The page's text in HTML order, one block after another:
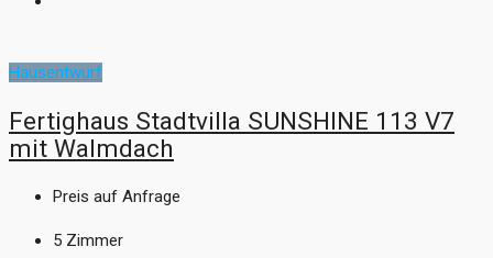
Hausentwurf
Fertighaus Stadtvilla SUNSHINE 113 V7
mit Walmdach
Preis auf Anfrage
5 Zimmer